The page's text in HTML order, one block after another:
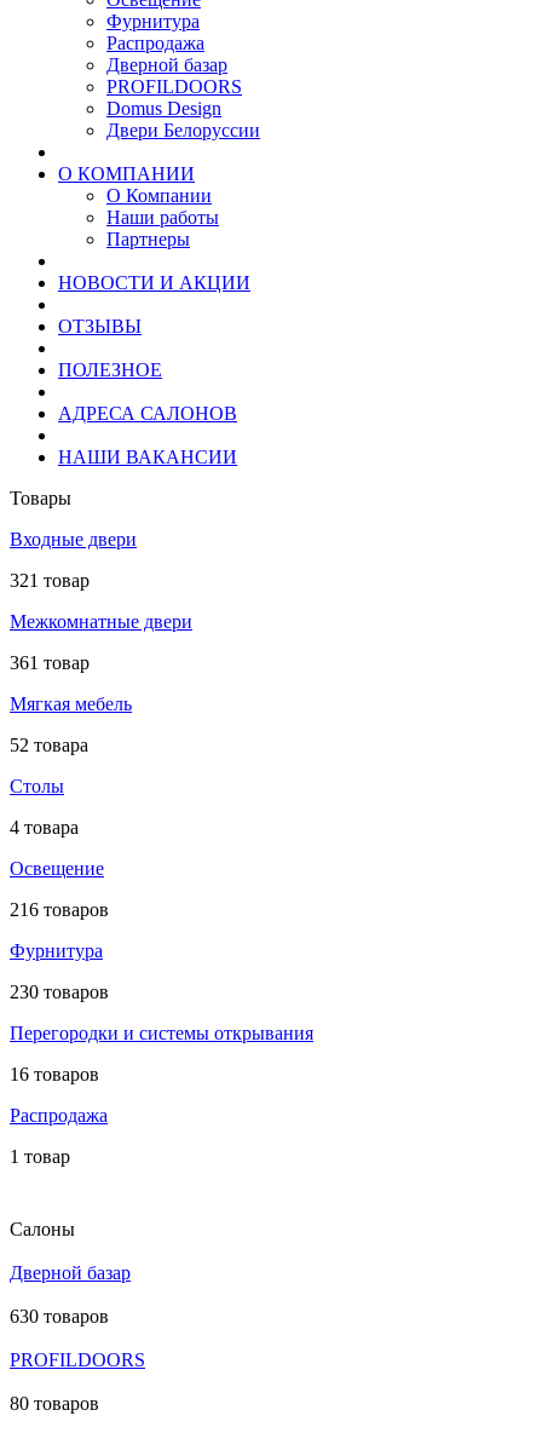
Фурнитура
Распродажа
Дверной базар
PROFILDOORS
Domus Design
Двери Белоруссии
О КОМПАНИИ
О Компании
Наши работы
Партнеры
НОВОСТИ И АКЦИИ
ОТЗЫВЫ
ПОЛЕЗНОЕ
АДРЕСА САЛОНОВ
НАШИ ВАКАНСИИ
Товары
Входные двери
321 товар
Межкомнатные двери
361 товар
Мягкая мебель
52 товара
Столы
4 товара
Освещение
216 товаров
Фурнитура
230 товаров
Перегородки и системы открывания
16 товаров
Распродажа
1 товар
Салоны
Дверной базар
630 товаров
PROFILDOORS
80 товаров